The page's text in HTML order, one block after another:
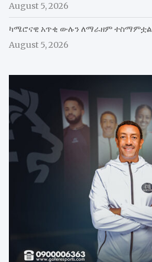
August 5, 2026
ካሜሮናዊ አጥቂ ውሉን ለማራዘም ተስማምቷል
August 5, 2026